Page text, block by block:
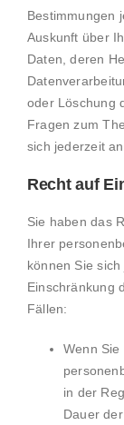
Bestimmungen
Auskunft über
Daten, deren
oder Löschung
Fragen zum
sich jederzeit
Recht auf
Sie haben das
Ihrer
können Sie
Einschränkung
Fällen:
Wenn
in der
Dauer